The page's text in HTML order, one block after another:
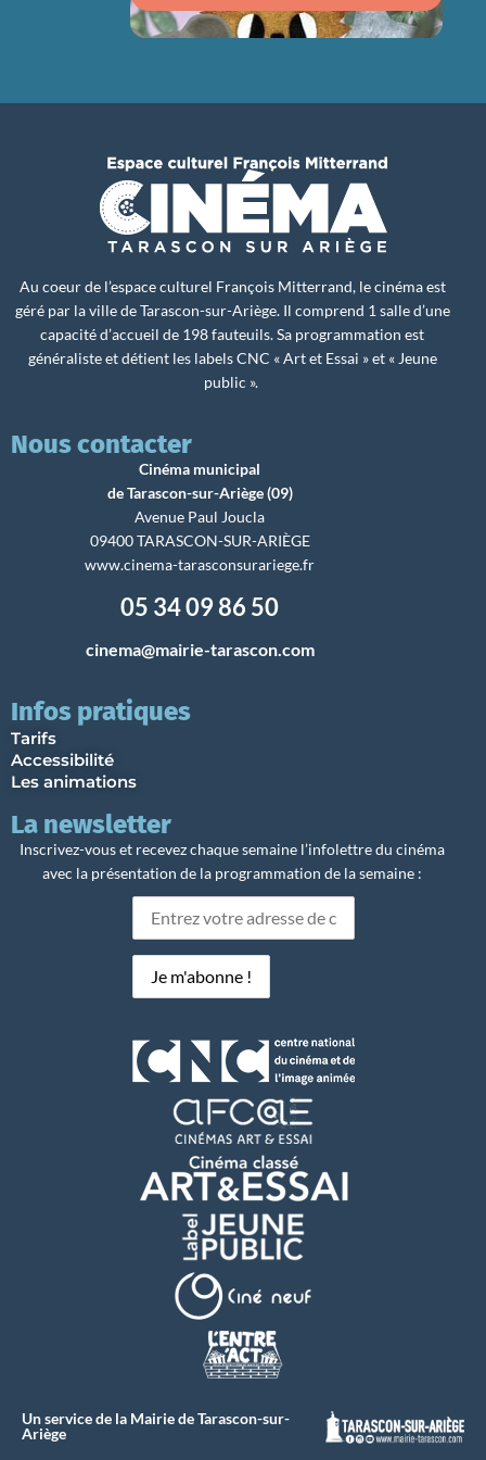
Au coeur de l’espace culturel François Mitterrand, le cinéma est
géré par la ville de Tarascon-sur-Ariège. Il comprend 1 salle d’une
capacité d’accueil de 198 fauteuils. Sa programmation est
généraliste et détient les labels CNC « Art et Essai » et « Jeune
public ».
Nous contacter
Cinéma municipal
de Tarascon-sur-Ariège (09)
Avenue Paul Joucla
09400 TARASCON-SUR-ARIÈGE
www.cinema-tarasconsurariege.fr
05 34 09 86 50
cinema@mairie-tarascon.com
Infos pratiques
Tarifs
Accessibilité
Les animations
La newsletter
Inscrivez-vous et recevez chaque semaine l’infolettre du cinéma
avec la présentation de la programmation de la semaine :
Un service de la Mairie de Tarascon-sur-
Ariège